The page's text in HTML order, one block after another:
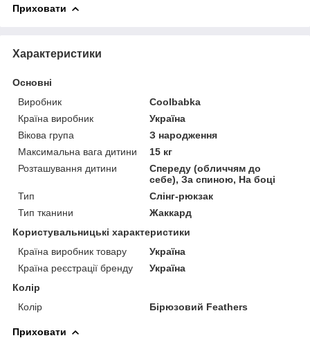
Приховати
Характеристики
Основні
Виробник
Coolbabka
Країна виробник
Україна
Вікова група
З народження
Максимальна вага дитини
15 кг
Розташування дитини
Спереду (обличчям до
себе), За спиною, На боці
Тип
Слінг-рюкзак
Тип тканини
Жаккард
Користувальницькі характеристики
Країна виробник товару
Україна
Країна реєстрації бренду
Україна
Колір
Колір
Бірюзовий Feathers
Приховати